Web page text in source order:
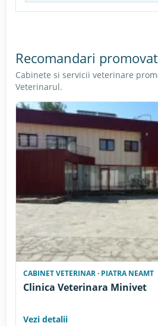
Recomandari
Cabinete si servicii veterinare
Veterinarul.
CABINET VETERINAR · PIATRA NEAMT
Clinica Veterinara Minivet
Vezi detalii